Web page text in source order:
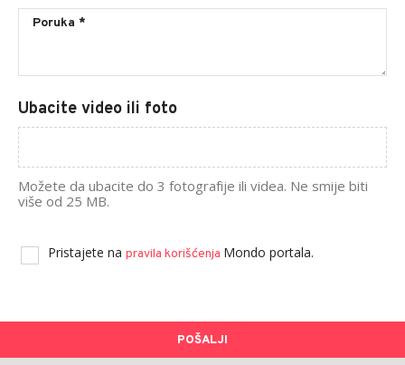
Ubacite video ili foto
Možete da ubacite do 3 fotografije ili videa. Ne smije biti
više od 25 MB.
Pristajete na pravila korišćenja Mondo portala.
POŠALJI